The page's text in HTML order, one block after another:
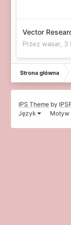
Vector
Przez wasar, 3
Strona główna
IPS Themeby
Język
Motyw